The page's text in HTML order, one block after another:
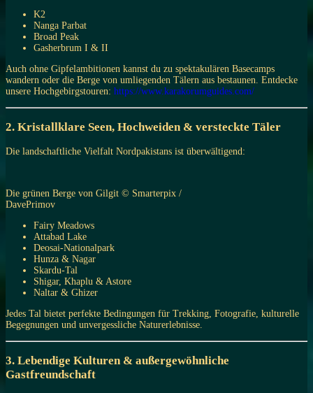
K2
Nanga Parbat
Broad Peak
Gasherbrum I & II
Auch ohne Gipfelambitionen kannst du zu spektakulären Basecamps
wandern oder die Berge von umliegenden Tälern aus bestaunen. Entdecke
unsere Hochgebirgstouren: https://www.karakorumguides.com/
2. Kristallklare Seen, Hochweiden & versteckte Täler
Die landschaftliche Vielfalt Nordpakistans ist überwältigend:
Die grünen Berge von Gilgit © Smarterpix /
DavePrimov
Fairy Meadows
Attabad Lake
Deosai-Nationalpark
Hunza & Nagar
Skardu-Tal
Shigar, Khaplu & Astore
Naltar & Ghizer
Jedes Tal bietet perfekte Bedingungen für Trekking, Fotografie, kulturelle
Begegnungen und unvergessliche Naturerlebnisse.
3. Lebendige Kulturen & außergewöhnliche
Gastfreundschaft